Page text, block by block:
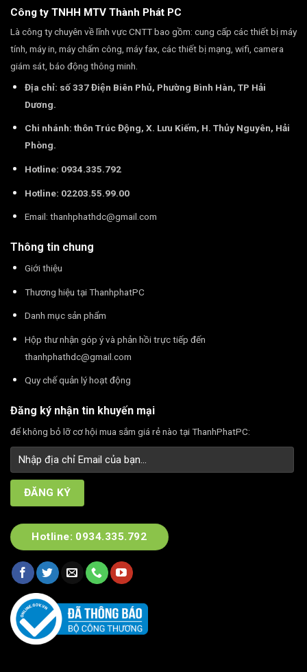
Công ty TNHH MTV Thành Phát PC
Là công ty chuyên về lĩnh vực CNTT bao gồm: cung cấp các thiết bị máy
tính, máy in, máy chấm công, máy fax, các thiết bị mạng, wifi, camera
giám sát, báo động thông minh.
Địa chỉ: số 337 Điện Biên Phủ, Phường Bình Hàn, TP Hải
Dương.
Chi nhánh: thôn Trúc Động, X. Lưu Kiếm, H. Thủy Nguyên, Hải
Phòng.
Hotline: 0934.335.792
Hotline: 02203.55.99.00
Email: thanhphathdc@gmail.com
Thông tin chung
Giới thiệu
Thương hiệu tại ThanhphatPC
Danh mục sản phẩm
Hộp thư nhận góp ý và phản hồi trực tiếp đến
thanhphathdc@gmail.com
Quy chế quản lý hoạt động
Đăng ký nhận tin khuyến mại
để không bỏ lỡ cơ hội mua sắm giá rẻ nào tại ThanhPhatPC:
Hotline: 0934.335.792